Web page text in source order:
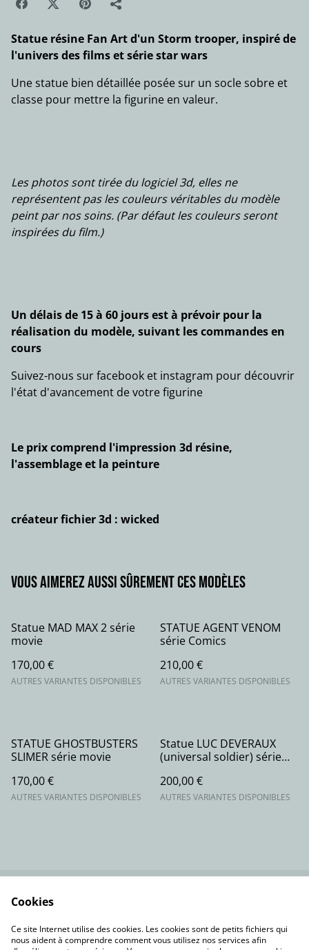
Statue résine Fan Art d'un Storm trooper, inspiré de
l'univers des films et série star wars
Une statue bien détaillée posée sur un socle sobre et
classe pour mettre la figurine en valeur.
Les photos sont tirée du logiciel 3d, elles ne
représentent pas les couleurs véritables du modèle
peint par nos soins. (Par défaut les couleurs seront
inspirées du film.)
Un délais de 15 à 60 jours est à prévoir pour la
réalisation du modèle, suivant les commandes en
cours
Suivez-nous sur facebook et instagram pour découvrir
l'état d'avancement de votre figurine
Le prix comprend l'impression 3d résine,
l'assemblage et la peinture
créateur fichier 3d : wicked
Vous aimerez aussi sûrement ces modèles
Statue MAD MAX 2 série
movie
170,00 €
AUTRES VARIANTES DISPONIBLES
STATUE AGENT VENOM
série Comics
210,00 €
AUTRES VARIANTES DISPONIBLES
STATUE GHOSTBUSTERS
SLIMER série movie
170,00 €
AUTRES VARIANTES DISPONIBLES
Statue LUC DEVERAUX
(universal soldier) série
200,00 €
AUTRES VARIANTES DISPONIBLES
Politique de
confidentialité
Politique de cookies
Cookies
Ce site Internet utilise des cookies. Les cookies sont de petits fichiers qui
nous aident à comprendre comment vous utilisez nos services afin